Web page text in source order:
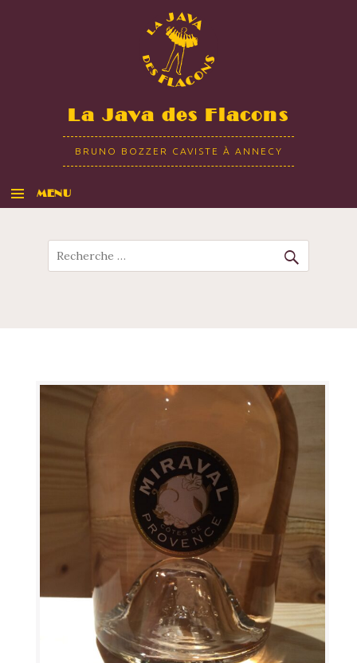
La Java des Flacons
BRUNO BOZZER CAVISTE À ANNECY
MENU
Recherche